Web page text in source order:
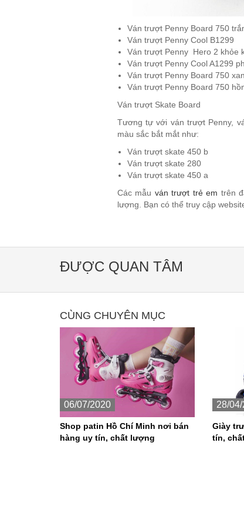
Ván trượt Penny Board 750
Ván trượt Penny Cool B1299
Ván trượt Penny Hero 2 khỏe
Ván trượt Penny Cool A1299
Ván trượt Penny Board 750
Ván trượt Penny Board 750
Ván trượt Skate Board
Tương tự với ván trượt Penny,
màu sắc bắt mắt như:
Ván trượt skate 450 b
Ván trượt skate 280
Ván trượt skate 450 a
Các mẫu ván trượt trẻ em trên
lượng. Bạn có thể truy cập
ĐƯỢC QUAN TÂM
CÙNG CHUYÊN MỤC
06/07/2020
Shop patin Hồ Chí Minh nơi bán
hàng uy tín, chất lượng
28/
Giày
tín,